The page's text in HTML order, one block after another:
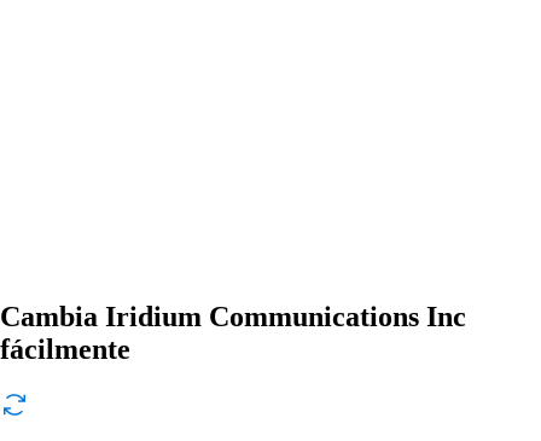
Cambia Iridium Communications Inc
fácilmente